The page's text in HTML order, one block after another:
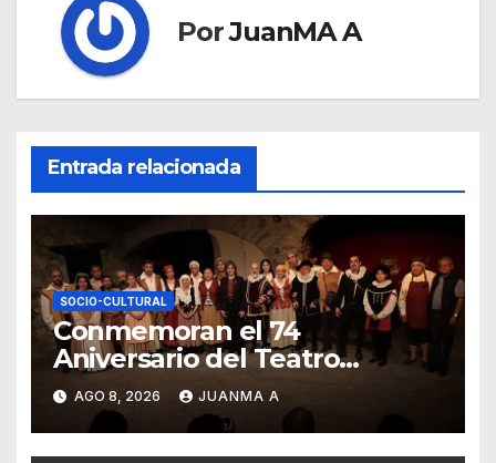
PorJuanMA A
Entrada relacionada
SOCIO-CULTURAL
Conmemoran el 74
Aniversario del Teatro
Universitario con una
representación del “Retablillo
jovial”
AGO 8, 2026 JUANMA A